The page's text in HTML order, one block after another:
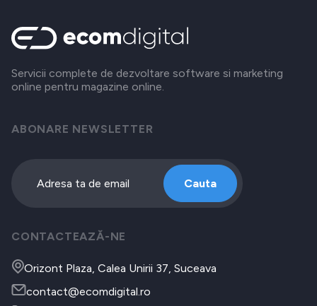
Servicii complete de dezvoltare software si marketing
online pentru magazine online.
ABONARE NEWSLETTER
Cauta
CONTACTEAZĂ-NE
Orizont Plaza, Calea Unirii 37, Suceava
contact@ecomdigital.ro